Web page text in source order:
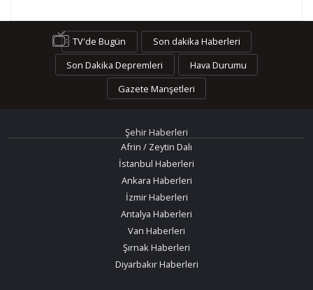
TV'de Bugün
Son dakika Haberleri
Son Dakika Depremleri
Hava Durumu
Gazete Manşetleri
Şehir Haberleri
Afrin / Zeytin Dalı
İstanbul Haberleri
Ankara Haberleri
İzmir Haberleri
Antalya Haberleri
Van Haberleri
Şırnak Haberleri
Diyarbakır Haberleri